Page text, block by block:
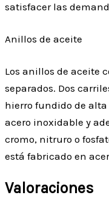
satisfacer las
Anillos de aceite
Los anillos de aceite
separados. Dos
hierro fundido de
acero inoxidable y
cromo, nitruro o
está fabricado en
Valoraciones